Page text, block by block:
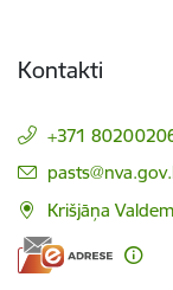
Kontakti
+371
E-pasts:
Krišjāņa